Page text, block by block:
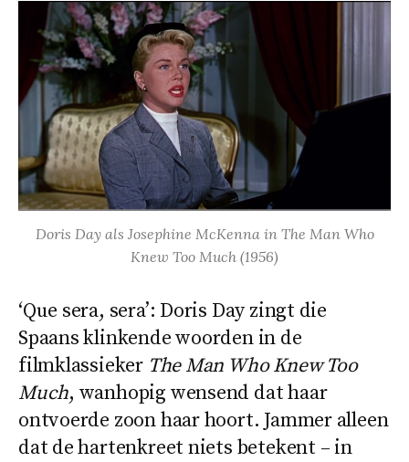
Doris Day als Josephine McKenna in The Man Who
Knew Too Much (1956)
‘Que sera, sera’: Doris Day zingt die
Spaans klinkende woorden in de
filmklassieker The Man Who Knew Too
Much, wanhopig wensend dat haar
ontvoerde zoon haar hoort. Jammer alleen
dat de hartenkreet niets betekent – in